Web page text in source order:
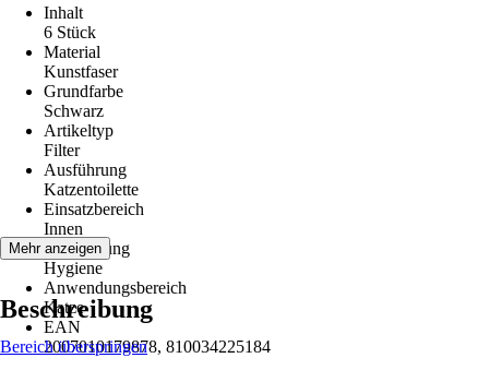
Inhalt
6 Stück
Material
Kunstfaser
Grundfarbe
Schwarz
Artikeltyp
Filter
Ausführung
Katzentoilette
Einsatzbereich
Innen
Anwendung
Hygiene
Anwendungsbereich
Katze
EAN
2007010179878, 810034225184
Mehr anzeigen
Beschreibung
Bereich überspringen